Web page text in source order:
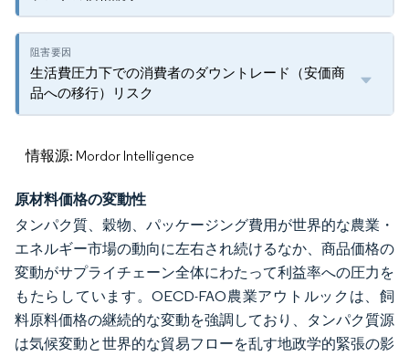
生活費圧力下での消費者のダウントレード（安価商
品への移行）リスク
情報源: Mordor Intelligence
原材料価格の変動性
タンパク質、穀物、パッケージング費用が世界的な農業・
エネルギー市場の動向に左右され続けるなか、商品価格の
変動がサプライチェーン全体にわたって利益率への圧力を
もたらしています。OECD-FAO農業アウトルックは、飼
料原料価格の継続的な変動を強調しており、タンパク質源
は気候変動と世界的な貿易フローを乱す地政学的緊張の影